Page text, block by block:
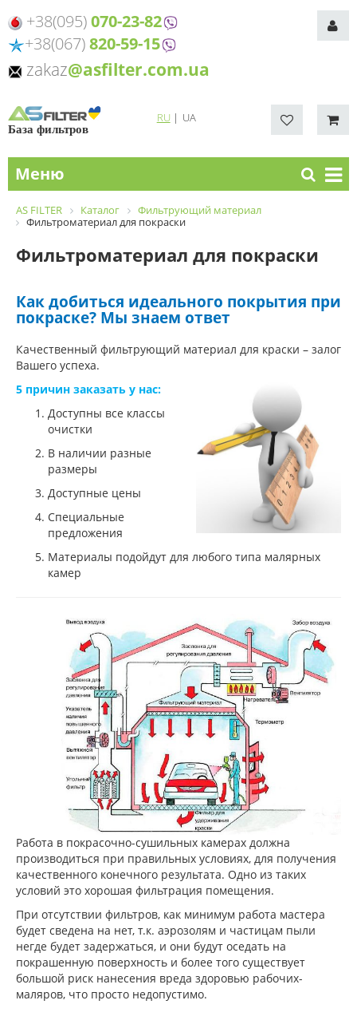
+38(095)070-23-82
+38(067)820-59-15
zakaz@asfilter.com.ua
База фильтров
RU| UA
Меню
AS FILTER Каталог
Фильтрующий материал
Фильтроматериал для покраски
Фильтроматериал для покраски
Как добиться идеального покрытия при
покраске? Мы знаем ответ
Качественный фильтрующий материал для краски – залог
Вашего успеха.
5 причин заказать у нас:
Доступны все классы
очистки
В наличии разные
размеры
Доступные цены
Специальные
предложения
Материалы подойдут для любого типа малярных
камер
Работа в покрасочно-сушильных камерах должна
производиться при правильных условиях, для получения
качественного конечного результата. Одно из таких
условий это хорошая фильтрация помещения.
При отсутствии фильтров, как минимум работа мастера
будет сведена на нет, т.к. аэрозолям и частицам пыли
негде будет задержаться, и они будут оседать на
покрашенную поверхность и более того существует
большой риск нанесения вреда здоровью рабочих-
маляров, что просто недопустимо.